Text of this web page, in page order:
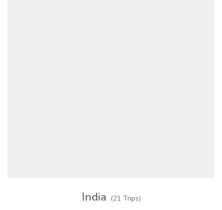
India (21 Trips)